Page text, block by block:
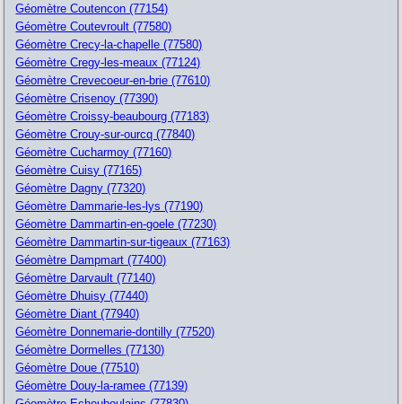
Géomètre Coutencon (77154)
Géomètre Coutevroult (77580)
Géomètre Crecy-la-chapelle (77580)
Géomètre Cregy-les-meaux (77124)
Géomètre Crevecoeur-en-brie (77610)
Géomètre Crisenoy (77390)
Géomètre Croissy-beaubourg (77183)
Géomètre Crouy-sur-ourcq (77840)
Géomètre Cucharmoy (77160)
Géomètre Cuisy (77165)
Géomètre Dagny (77320)
Géomètre Dammarie-les-lys (77190)
Géomètre Dammartin-en-goele (77230)
Géomètre Dammartin-sur-tigeaux (77163)
Géomètre Dampmart (77400)
Géomètre Darvault (77140)
Géomètre Dhuisy (77440)
Géomètre Diant (77940)
Géomètre Donnemarie-dontilly (77520)
Géomètre Dormelles (77130)
Géomètre Doue (77510)
Géomètre Douy-la-ramee (77139)